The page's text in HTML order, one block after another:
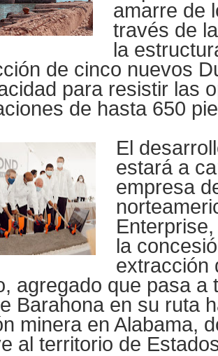
amarre de
través de
la
de cinco nuevos
para resistir las
de hasta 650
El
estará a
empresa
la
extracción
agregado que pasa a
Barahona en su ruta
minera en Alabama,
al territorio de